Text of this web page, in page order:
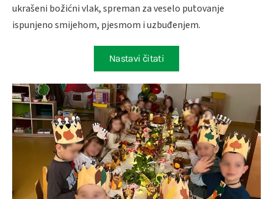
ukrašeni božićni vlak, spreman za veselo putovanje
ispunjeno smijehom, pjesmom i uzbuđenjem.
Nastavi čitati